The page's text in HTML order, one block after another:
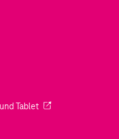
neuen Tab geöffnet)
Tab geöffnet)
Tablet(Wird in einem
Tab geöffnet)